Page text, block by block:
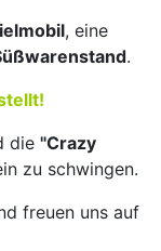
, eine
.
die "Crazy
zu schwingen.
freuen uns auf